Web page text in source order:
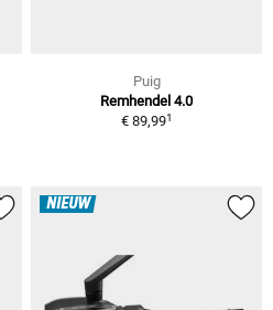
Puig
Remhendel 4.0
€ 89,991
NIEUW